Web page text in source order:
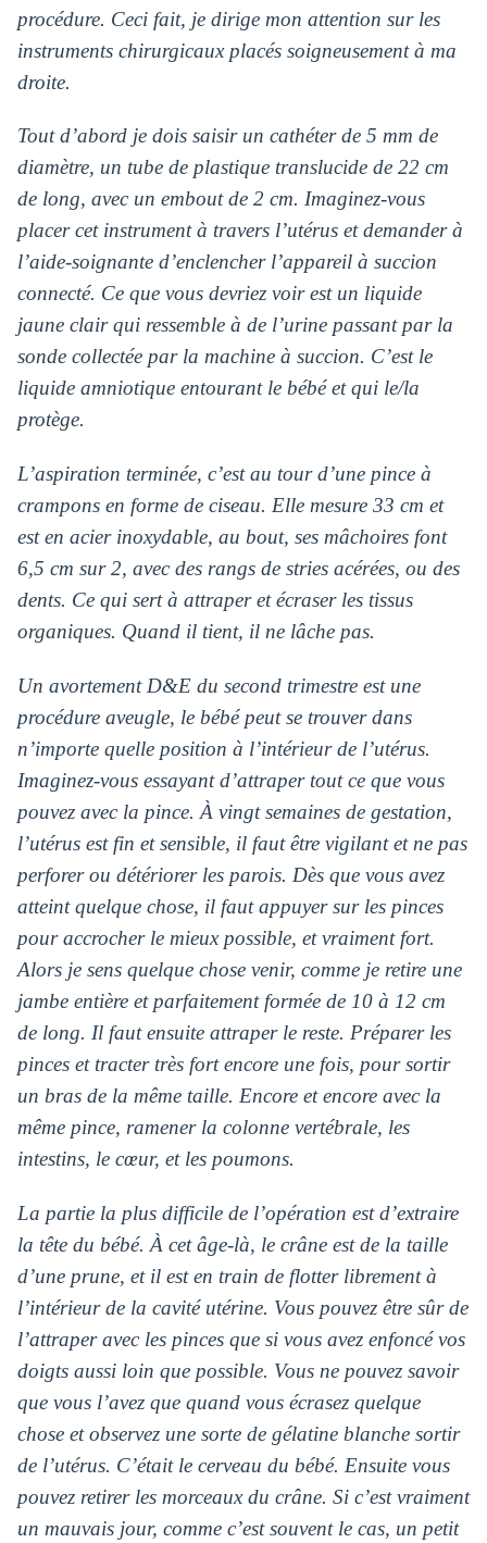
procédure. Ceci fait, je dirige mon attention sur les
instruments chirurgicaux placés soigneusement à ma
droite.
Tout d’abord je dois saisir un cathéter de 5 mm de
diamètre, un tube de plastique translucide de 22 cm
de long, avec un embout de 2 cm. Imaginez-vous
placer cet instrument à travers l’utérus et demander à
l’aide-soignante d’enclencher l’appareil à succion
connecté. Ce que vous devriez voir est un liquide
jaune clair qui ressemble à de l’urine passant par la
sonde collectée par la machine à succion. C’est le
liquide amniotique entourant le bébé et qui le/la
protège.
L’aspiration terminée, c’est au tour d’une pince à
crampons en forme de ciseau. Elle mesure 33 cm et
est en acier inoxydable, au bout, ses mâchoires font
6,5 cm sur 2, avec des rangs de stries acérées, ou des
dents. Ce qui sert à attraper et écraser les tissus
organiques. Quand il tient, il ne lâche pas.
Un avortement D&E du second trimestre est une
procédure aveugle, le bébé peut se trouver dans
n’importe quelle position à l’intérieur de l’utérus.
Imaginez-vous essayant d’attraper tout ce que vous
pouvez avec la pince. À vingt semaines de gestation,
l’utérus est fin et sensible, il faut être vigilant et ne pas
perforer ou détériorer les parois. Dès que vous avez
atteint quelque chose, il faut appuyer sur les pinces
pour accrocher le mieux possible, et vraiment fort.
Alors je sens quelque chose venir, comme je retire une
jambe entière et parfaitement formée de 10 à 12 cm
de long. Il faut ensuite attraper le reste. Préparer les
pinces et tracter très fort encore une fois, pour sortir
un bras de la même taille. Encore et encore avec la
même pince, ramener la colonne vertébrale, les
intestins, le cœur, et les poumons.
La partie la plus difficile de l’opération est d’extraire
la tête du bébé. À cet âge-là, le crâne est de la taille
d’une prune, et il est en train de flotter librement à
l’intérieur de la cavité utérine. Vous pouvez être sûr de
l’attraper avec les pinces que si vous avez enfoncé vos
doigts aussi loin que possible. Vous ne pouvez savoir
que vous l’avez que quand vous écrasez quelque
chose et observez une sorte de gélatine blanche sortir
de l’utérus. C’était le cerveau du bébé. Ensuite vous
pouvez retirer les morceaux du crâne. Si c’est vraiment
un mauvais jour, comme c’est souvent le cas, un petit